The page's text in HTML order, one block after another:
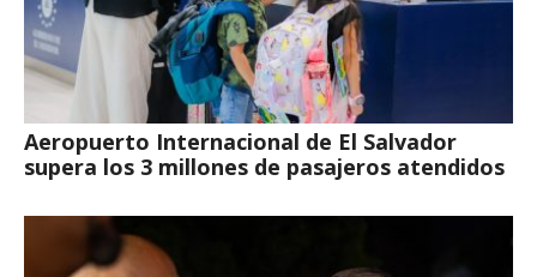
Aeropuerto Internacional de El Salvador
supera los 3 millones de pasajeros atendidos